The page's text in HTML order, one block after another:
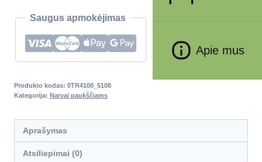
Apie mus
Saugus apmokėjimas
Produkto kodas: 0TR4100_5108
Kategorija: Narvai paukščiams
Aprašymas
Atsiliepimai (0)